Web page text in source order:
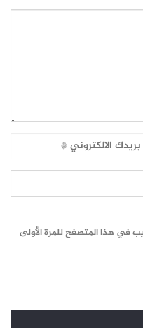
في هذا المتصفح للمرة الأولى